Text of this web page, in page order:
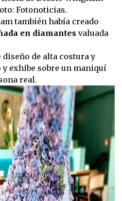
Fotonoticias.
también había creado
en diamantes valuada
diseño de alta costura y
exhibe sobre un maniquí
real.